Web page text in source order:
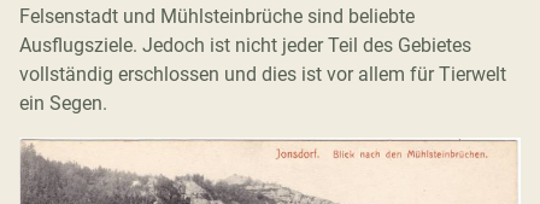
Felsenstadt und Mühlsteinbrüche sind beliebte
Ausflugsziele. Jedoch ist nicht jeder Teil des Gebietes
vollständig erschlossen und dies ist vor allem für Tierwelt
ein Segen.